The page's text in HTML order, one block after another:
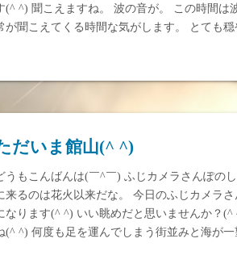
(^ ^) 聞こえますね。 波の音が。 この時間は
が聞こえてくる時間な気がします。 とても
だいま館山(^ ^)
うもこんばんは(￣^￣) ふじカメラさんぽの
来るのは花火以来だな。 今日のふじカメラ
なります(^ ^) いい眺めだと思いませんか？
(^ ^) 何度も足を運んでしまう街並みと海が